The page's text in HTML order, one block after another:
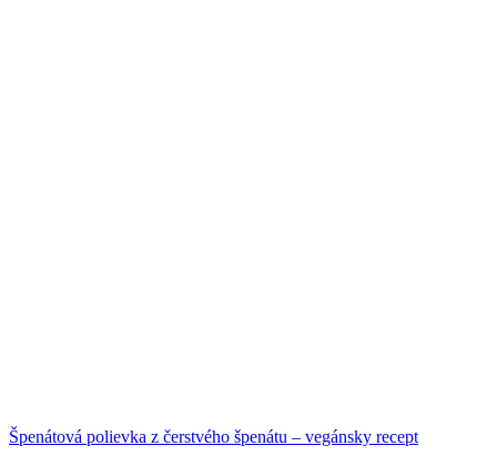
Špenátová polievka z čerstvého špenátu – vegánsky recept